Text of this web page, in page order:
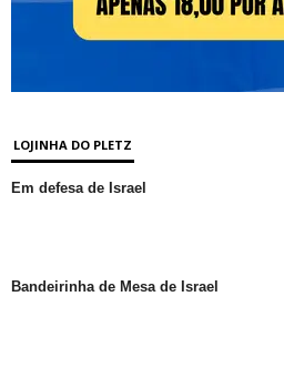
LOJINHA DO PLETZ
Em defesa de Israel
Bandeirinha de Mesa de Israel